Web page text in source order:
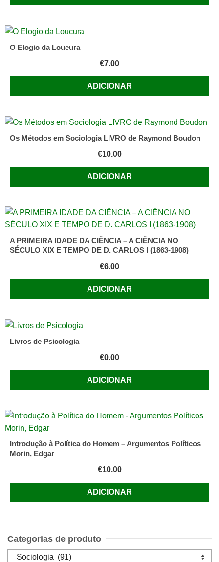
O Elogio da Loucura
€7.00
ADICIONAR
Os Métodos em Sociologia LIVRO de Raymond Boudon
€10.00
ADICIONAR
A PRIMEIRA IDADE DA CIÊNCIA – A CIÊNCIA NO
SÉCULO XIX E TEMPO DE D. CARLOS I (1863-1908)
€6.00
ADICIONAR
Livros de Psicologia
€0.00
ADICIONAR
Introdução à Política do Homem – Argumentos Políticos
Morin, Edgar
€10.00
ADICIONAR
Categorias de produto